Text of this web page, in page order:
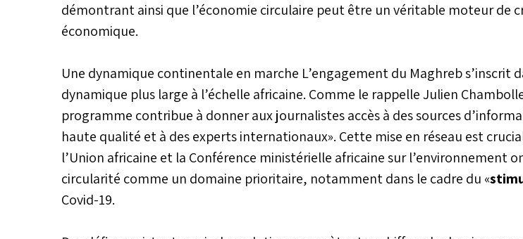
démontrant ainsi que l’économie circulaire peut être un véritable moteur de
économique.
Une dynamique continentale en marche L’engagement du Maghreb s’inscrit
dynamique plus large à l’échelle africaine. Comme le rappelle Julien
programme contribue à donner aux journalistes accès à des sources
haute qualité et à des experts internationaux». Cette mise en réseau est
l’Union africaine et la Conférence ministérielle africaine sur l’environnement
circularité comme un domaine prioritaire, notamment dans le cadre du «
Covid-19.